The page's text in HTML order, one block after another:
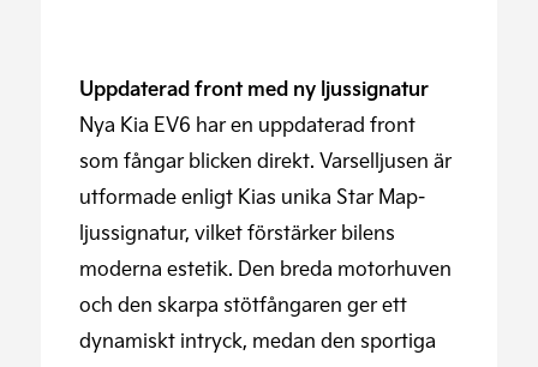
Uppdaterad front med ny ljussignatur
Nya Kia EV6 har en uppdaterad front
som fångar blicken direkt. Varselljusen är
utformade enligt Kias unika Star Map-
ljussignatur, vilket förstärker bilens
moderna estetik. Den breda motorhuven
och den skarpa stötfångaren ger ett
dynamiskt intryck, medan den sportiga